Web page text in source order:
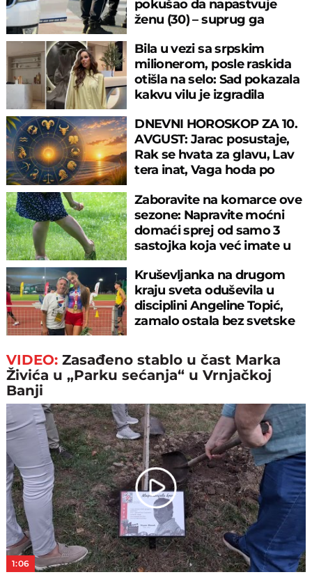
pokušao da napastvuje
ženu (30) – suprug ga
Bila u vezi sa srpskim
milionerom, posle raskida
otišla na selo: Sad pokazala
kakvu vilu je izgradila
DNEVNI HOROSKOP ZA 10.
AVGUST: Jarac posustaje,
Rak se hvata za glavu, Lav
tera inat, Vaga hoda po
Zaboravite na komarce ove
sezone: Napravite moćni
domaći sprej od samo 3
sastojka koja već imate u
Kruševljanka na drugom
kraju sveta oduševila u
disciplini Angeline Topić,
zamalo ostala bez svetske
VIDEO:Zasađeno stablo u čast Marka
Živića u „Parku sećanja“ u Vrnjačkoj
Banji
Play
Video
1:06